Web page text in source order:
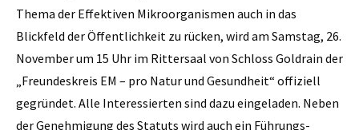
Thema der Effektiven Mikroorganismen auch in das
Blickfeld der Öffentlichkeit zu rücken, wird am Samstag, 26.
November um 15 Uhr im Rittersaal von Schloss Goldrain der
„Freundeskreis EM – pro Natur und Gesundheit“ offiziell
gegründet. Alle Interessierten sind dazu eingeladen. Neben
der Genehmigung des Statuts wird auch ein Führungs­